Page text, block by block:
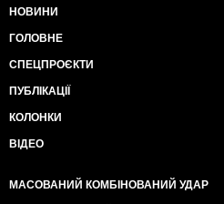
старшие командиры. Борясь
рекламирует их лучше
несогласия обычных людей,
самых отчаянных, которые
умножает потенциальную
нас учили, что
всей мудрости разве что
НОВИНИ
ГОЛОВНЕ
СПЕЦПРОЄКТИ
ПУБЛІКАЦІЇ
КОЛОНКИ
ВІДЕО
МАСОВАНИЙ КОМБІНОВАНИЙ УДАР